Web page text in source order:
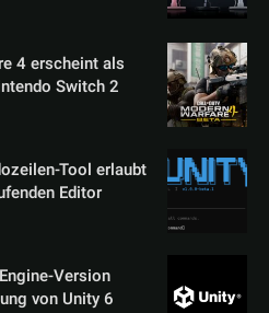
4 erscheint als
Switch 2
Tool erlaubt
Editor
Version
von Unity 6